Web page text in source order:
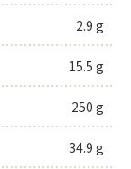
2.9 g
15.5 g
250 g
34.9 g